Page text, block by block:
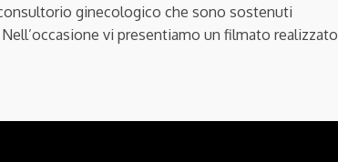
ginecologico che sono sostenuti
vi presentiamo un filmato realizzato